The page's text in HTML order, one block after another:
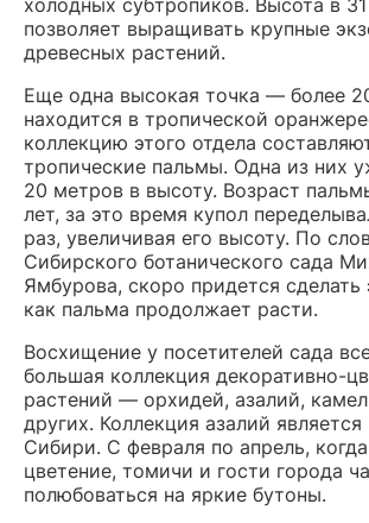
позволяет выращивать крупные
древесных растений.
Еще одна высокая точка — более
находится в тропической
коллекцию этого отдела
тропические пальмы. Одна из них
20 метров в высоту. Возраст
лет, за это время купол
раз, увеличивая его высоту. По
Сибирского ботанического сада
Ямбурова, скоро придется сделать
как пальма продолжает расти.
Восхищение у посетителей сада
большая коллекция декоративно-
растений — орхидей, азалий,
других. Коллекция азалий
Сибири. С февраля по апрель,
цветение, томичи и гости города
полюбоваться на яркие бутоны.